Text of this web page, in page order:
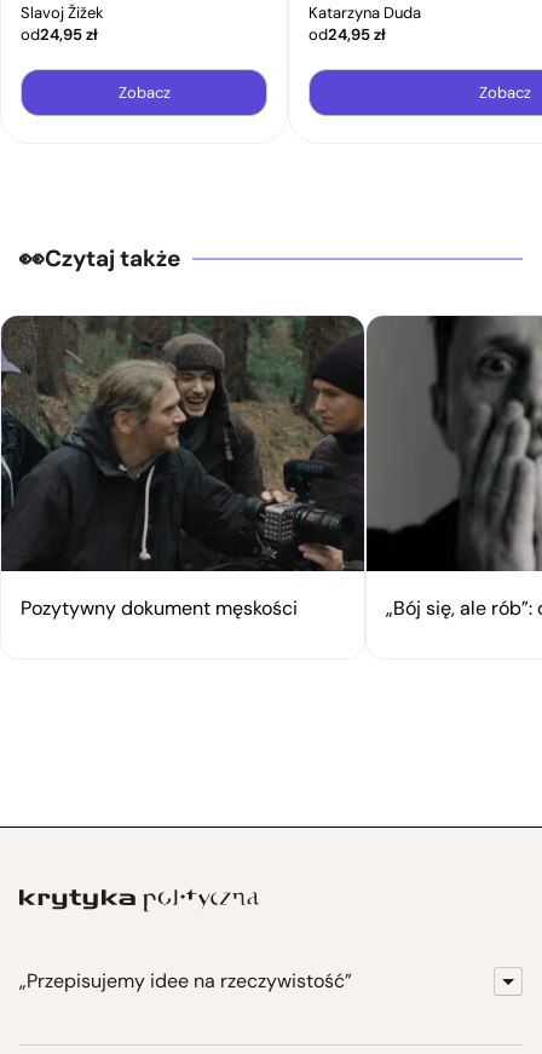
Slavoj Žižek
od24,95zł
Zobacz
Katarzyna Duda
od24,95zł
Zobacz
Czytaj także
Pozytywny dokument męskości „Bój się, ale
„Przepisujemy idee na rzeczywistość”